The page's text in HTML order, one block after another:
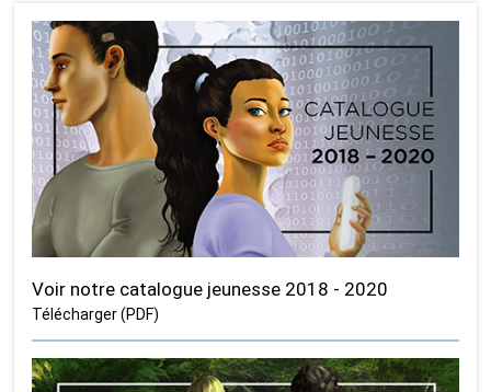
Voir notre catalogue jeunesse 2018 - 2020
Télécharger (PDF)